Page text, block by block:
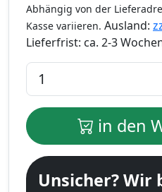
Abhängig von der
Kasse variieren. Ausland:
Lieferfrist: ca. 2-3
in den
Unsicher? Wir